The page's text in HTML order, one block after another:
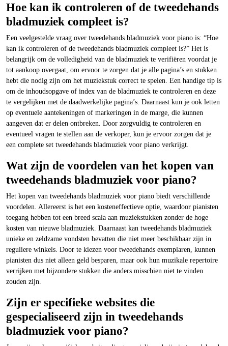
Hoe kan ik controleren of de tweedehands
bladmuziek compleet is?
Een veelgestelde vraag over tweedehands bladmuziek voor piano is: “Hoe
kan ik controleren of de tweedehands bladmuziek compleet is?” Het is
belangrijk om de volledigheid van de bladmuziek te verifiëren voordat je
tot aankoop overgaat, om ervoor te zorgen dat je alle pagina’s en stukken
hebt die nodig zijn om het muziekstuk correct te spelen. Een handige tip is
om de inhoudsopgave of index van de bladmuziek te controleren en deze
te vergelijken met de daadwerkelijke pagina’s. Daarnaast kun je ook letten
op eventuele aantekeningen of markeringen in de marge, die kunnen
aangeven dat er delen ontbreken. Door zorgvuldig te controleren en
eventueel vragen te stellen aan de verkoper, kun je ervoor zorgen dat je
een complete set tweedehands bladmuziek voor piano verkrijgt.
Wat zijn de voordelen van het kopen van
tweedehands bladmuziek voor piano?
Het kopen van tweedehands bladmuziek voor piano biedt verschillende
voordelen. Allereerst is het een kosteneffectieve optie, waardoor pianisten
toegang hebben tot een breed scala aan muziekstukken zonder de hoge
kosten van nieuwe bladmuziek. Daarnaast kan tweedehands bladmuziek
unieke en zeldzame vondsten bevatten die niet meer beschikbaar zijn in
reguliere winkels. Door te kiezen voor tweedehands exemplaren, kunnen
pianisten dus niet alleen geld besparen, maar ook hun muzikale repertoire
verrijken met bijzondere stukken die anders misschien niet te vinden
zouden zijn.
Zijn er specifieke websites die
gespecialiseerd zijn in tweedehands
bladmuziek voor piano?